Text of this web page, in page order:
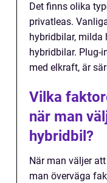
Det finns olika
privatleas.
hybridbilar, milda
hybridbilar. Plug-
med elkraft, är
Vilka
när man
hybridbil?
När man väljer
man överväga